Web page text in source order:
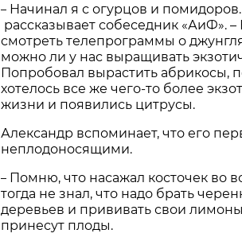
– Начинал я с огурцов и
рассказывает собеседник «АиФ».
смотреть телепрограммы о
можно ли у нас выращивать
Попробовал вырастить абрикосы,
хотелось все же чего-то более
жизни и появились цитрусы.
Александр вспоминает, что его
неплодоносящими.
– Помню, что насажал косточек во
тогда не знал, что надо брать
деревьев и прививать свои
принесут плоды.